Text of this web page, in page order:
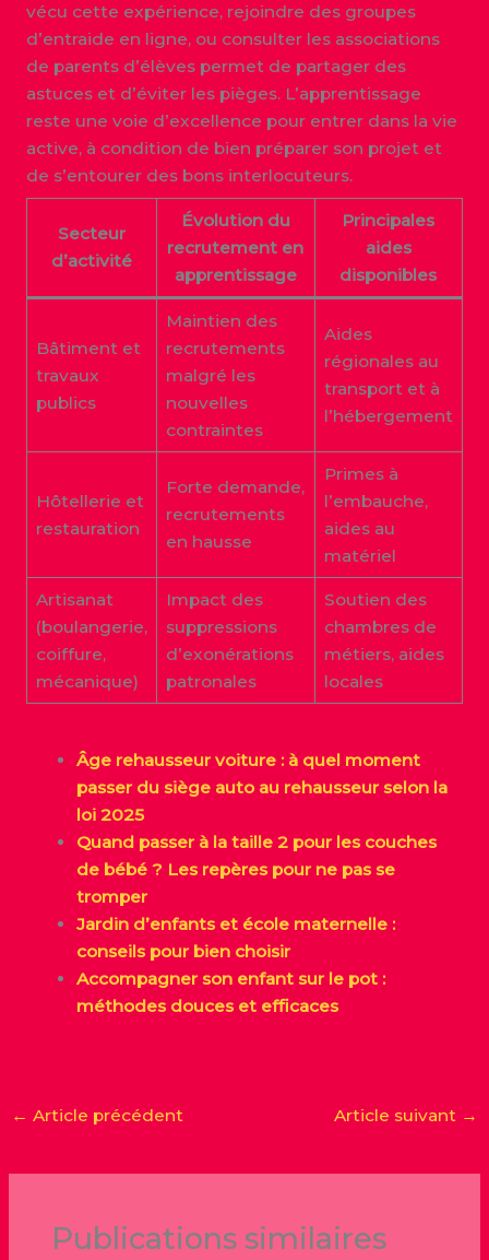
vécu cette expérience, rejoindre des groupes
d’entraide en ligne, ou consulter les associations
de parents d’élèves permet de partager des
astuces et d’éviter les pièges. L’apprentissage
reste une voie d’excellence pour entrer dans la vie
active, à condition de bien préparer son projet et
de s’entourer des bons interlocuteurs.
Secteur
d’activité
Évolution du
recrutement en
apprentissage
Principales
aides
disponibles
Bâtiment et
travaux
publics
Maintien des
recrutements
malgré les
nouvelles
contraintes
Aides
régionales au
transport et à
l’hébergement
Hôtellerie et
restauration
Forte demande,
recrutements
en hausse
Primes à
l’embauche,
aides au
matériel
Artisanat
(boulangerie,
coiffure,
mécanique)
Impact des
suppressions
d’exonérations
patronales
Soutien des
chambres de
métiers, aides
locales
Âge rehausseur voiture : à quel moment
passer du siège auto au rehausseur selon la
loi 2025
Quand passer à la taille 2 pour les couches
de bébé ? Les repères pour ne pas se
tromper
Jardin d’enfants et école maternelle :
conseils pour bien choisir
Accompagner son enfant sur le pot :
méthodes douces et efficaces
← Article précédent Article suivant →
Publications similaires